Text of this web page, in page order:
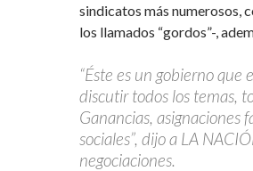
sindicatos más numerosos,
los llamados “gordos”-,
“Éste es un gobierno
discutir todos los temas,
Ganancias, asignaciones
sociales”, dijo a LA
negociaciones.